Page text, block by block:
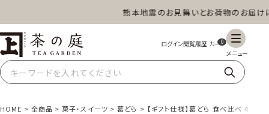
熊本地震のお見舞いとお荷物のお届けにつ
茶の庭オンラインショップ 0
HOME 全商品 菓子・スイーツ 葛どら 【ギフト仕様】葛どら 食べ比べ 4個（